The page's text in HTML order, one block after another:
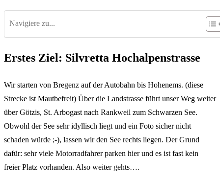
Navigiere zu...
Erstes Ziel: Silvretta Hochalpenstrasse
Wir starten von Bregenz auf der Autobahn bis Hohenems. (diese
Strecke ist Mautbefreit) Über die Landstrasse führt unser Weg weiter
über Götzis, St. Arbogast nach Rankweil zum Schwarzen See.
Obwohl der See sehr idyllisch liegt und ein Foto sicher nicht
schaden würde ;-), lassen wir den See rechts liegen. Der Grund
dafür: sehr viele Motorradfahrer parken hier und es ist fast kein
freier Platz vorhanden. Also weiter gehts….